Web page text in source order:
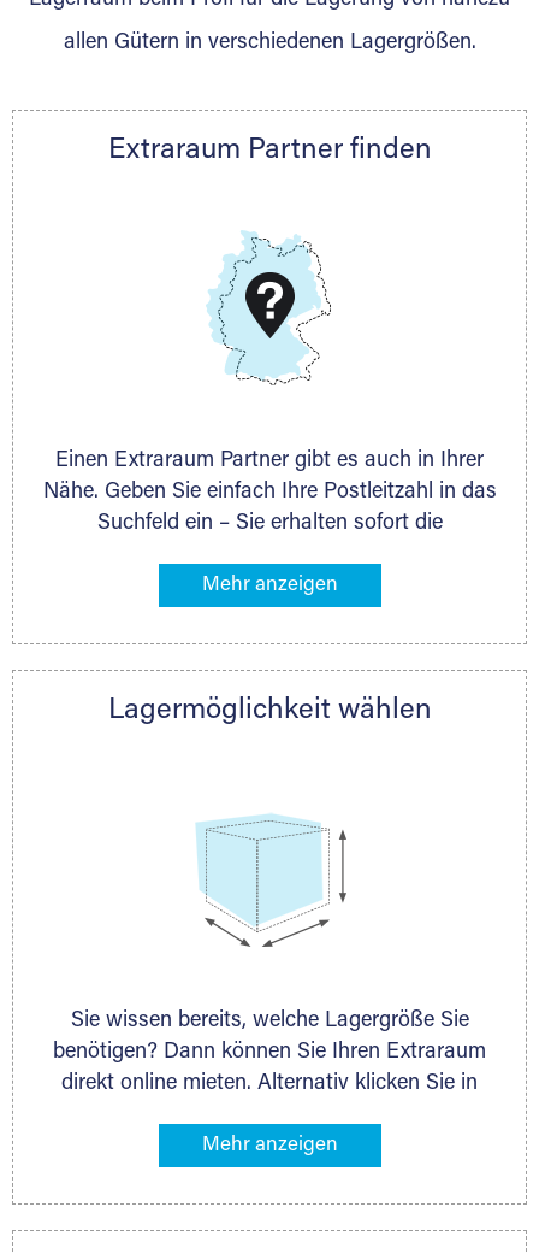
Nachricht.
Telefon:+49 6145 5442 - 404
DMG Aktiengesellschaft
www.dmg-ag.com
allen Gütern in verschiedenen Lagergrößen.
Extraraum Partner finden
Einen Extraraum Partner gibt es auch in Ihrer
Nähe. Geben Sie einfach Ihre Postleitzahl in das
Suchfeld ein – Sie erhalten sofort die
Lagermöglichkeiten in Ihrer Nähe. An zahlreichen
direkt online mieten. Gibt es Extraraum noch
nächstgelegenen Partner und besprechen alles
Lagermöglichkeit wählen
Sie wissen bereits, welche Lagergröße Sie
benötigen? Dann können Sie Ihren Extraraum
direkt online mieten. Alternativ klicken Sie in
Gegenstände an, die Sie einlagern möchten –
ermittelt. Natürlich steht Ihnen Ihr Extraraum